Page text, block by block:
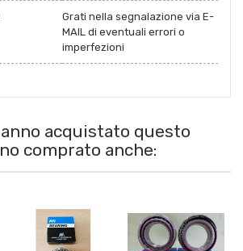
Grati nella segnalazione via E-
MAIL di eventuali errori o
imperfezioni
acquistato questo
comprato anche: